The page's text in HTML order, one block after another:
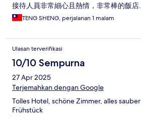
接待人員非常細心且熱情，非常棒的飯店.
TENG SHENG, perjalanan 1 malam
Ulasan terverifikasi
10/10 Sempurna
27 Apr 2025
Terjemahkan dengan Google
Tolles Hotel, schöne Zimmer, alles
Frühstück